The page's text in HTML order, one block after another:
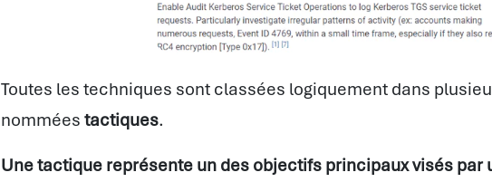
Toutes les techniques sont classées logiquement dans
nommées tactiques.
Une tactique représente un des objectifs principaux visés par